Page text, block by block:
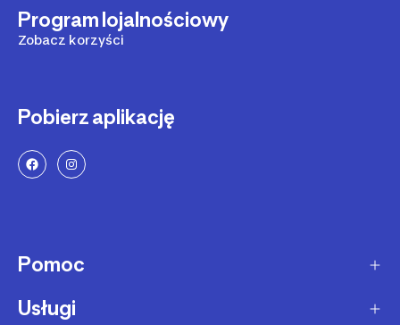
Program lojalnościowy
Zobacz korzyści
Pobierz aplikację
Pomoc
Sposoby dostawy
Usługi